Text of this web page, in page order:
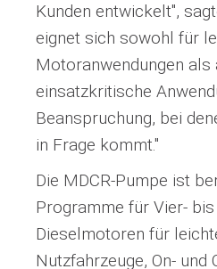
Kunden entwickelt",
eignet sich sowohl für
Motoranwendungen als
einsatzkritische
Beanspruchung, bei
in Frage kommt."
Die MDCR-Pumpe ist
Programme für Vier-
Dieselmotoren für
Nutzfahrzeuge, On- und